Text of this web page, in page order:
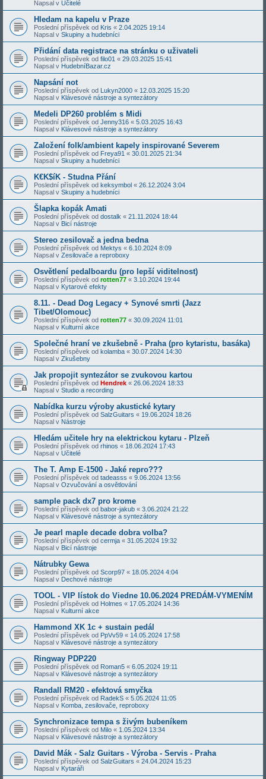
Napsal v Učitelé
Hledam na kapelu v Praze
Poslední příspěvek od Kris « 2.04.2025 19:14
Napsal v Skupiny a hudebníci
Přidání data registrace na stránku o uživateli
Poslední příspěvek od filo01 « 29.03.2025 15:41
Napsal v HudebníBazar.cz
Napsání not
Poslední příspěvek od Lukyn2000 « 12.03.2025 15:20
Napsal v Klávesové nástroje a syntezátory
Medeli DP260 problém s Midi
Poslední příspěvek od Jenny316 « 5.03.2025 16:43
Napsal v Klávesové nástroje a syntezátory
Založení folk/ambient kapely inspirované Severem
Poslední příspěvek od Freya91 « 30.01.2025 21:34
Napsal v Skupiny a hudebníci
K€K$íK - Studna Přání
Poslední příspěvek od keksymbol « 26.12.2024 3:04
Napsal v Skupiny a hudebníci
Šlapka kopák Amati
Poslední příspěvek od dostalk « 21.11.2024 18:44
Napsal v Bicí nástroje
Stereo zesilovač a jedna bedna
Poslední příspěvek od Mektys « 6.10.2024 8:09
Napsal v Zesilovače a reproboxy
Osvětlení pedalboardu (pro lepší viditelnost)
Poslední příspěvek od rotten77 « 3.10.2024 19:44
Napsal v Kytarové efekty
8.11. - Dead Dog Legacy + Synové smrti (Jazz
Tibet/Olomouc)
Poslední příspěvek od rotten77 « 30.09.2024 11:01
Napsal v Kulturní akce
Společné hraní ve zkušebně - Praha (pro kytaristu, basáka)
Poslední příspěvek od kolamba « 30.07.2024 14:30
Napsal v Zkušebny
Jak propojit syntezátor se zvukovou kartou
Poslední příspěvek od Hendrek « 26.06.2024 18:33
Napsal v Studio a recording
Nabídka kurzu výroby akustické kytary
Poslední příspěvek od SalzGuitars « 19.06.2024 18:26
Napsal v Nástroje
Hledám učitele hry na elektrickou kytaru - Plzeň
Poslední příspěvek od rhinos « 18.06.2024 17:43
Napsal v Učitelé
The T. Amp E-1500 - Jaké repro???
Poslední příspěvek od tadeasss « 9.06.2024 13:56
Napsal v Ozvučování a osvětlování
sample pack dx7 pro krome
Poslední příspěvek od babor-jakub « 3.06.2024 21:22
Napsal v Klávesové nástroje a syntezátory
Je pearl maple decade dobra volba?
Poslední příspěvek od cermja « 31.05.2024 19:32
Napsal v Bicí nástroje
Nátrubky Gewa
Poslední příspěvek od Scorp97 « 18.05.2024 4:04
Napsal v Dechové nástroje
TOOL - VIP lístok do Viedne 10.06.2024 PREDÁM-VYMENÍM
Poslední příspěvek od Holmes « 17.05.2024 14:36
Napsal v Kulturní akce
Hammond XK 1c + sustain pedál
Poslední příspěvek od PpVv59 « 14.05.2024 17:58
Napsal v Klávesové nástroje a syntezátory
Ringway PDP220
Poslední příspěvek od Roman5 « 6.05.2024 19:11
Napsal v Klávesové nástroje a syntezátory
Randall RM20 - efektová smyčka
Poslední příspěvek od RadekS « 5.05.2024 11:05
Napsal v Komba, zesilovače, reproboxy
Synchronizace tempa s živým bubeníkem
Poslední příspěvek od Milo « 1.05.2024 13:34
Napsal v Klávesové nástroje a syntezátory
David Mák - Salz Guitars - Výroba - Servis - Praha
Poslední příspěvek od SalzGuitars « 24.04.2024 15:23
Napsal v Kytaráři